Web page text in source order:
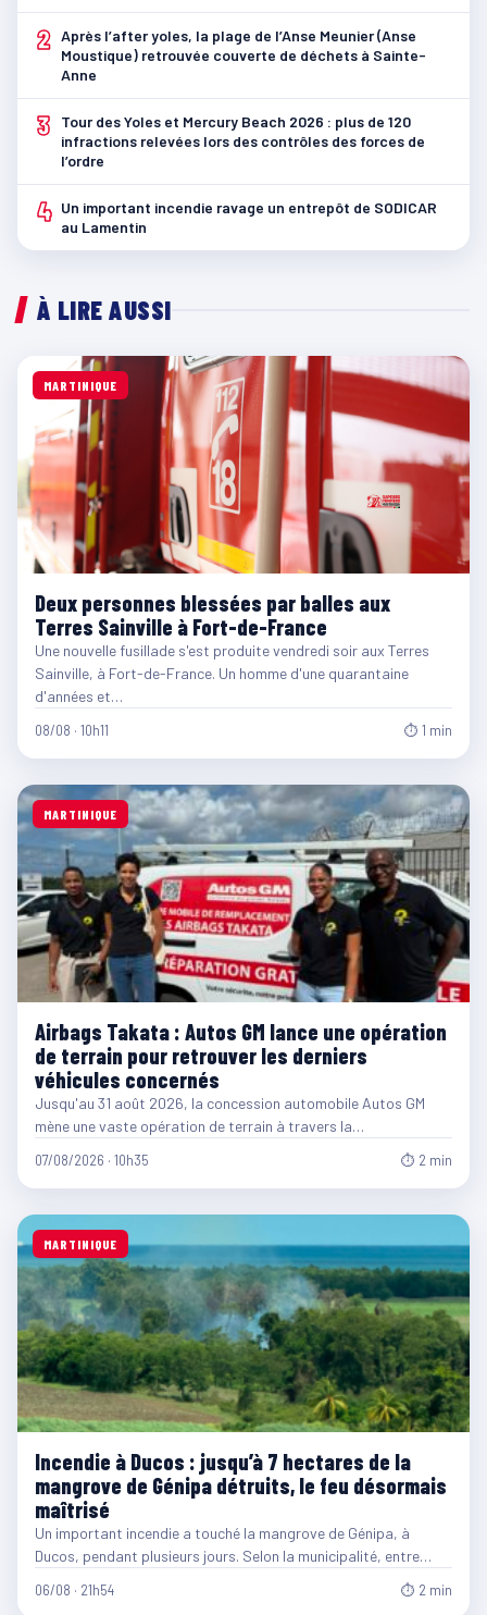
2 Après l’after yoles, la plage de l’Anse Meunier (Anse
Moustique) retrouvée couverte de déchets à Sainte-
Anne
3
Tour des Yoles et Mercury Beach 2026 : plus de 120
infractions relevées lors des contrôles des forces de
l’ordre
4 Un important incendie ravage un entrepôt de SODICAR
au Lamentin
À LIRE AUSSI
MARTINIQUE
Deux personnes blessées par balles aux
Terres Sainville à Fort-de-France
Une nouvelle fusillade s'est produite vendredi soir aux Terres
Sainville, à Fort-de-France. Un homme d'une quarantaine
d'années et…
08/08 · 10h11 ⏱ 1 min
MARTINIQUE
Airbags Takata : Autos GM lance une opération
de terrain pour retrouver les derniers
véhicules concernés
Jusqu'au 31 août 2026, la concession automobile Autos GM
mène une vaste opération de terrain à travers la…
07/08/2026 · 10h35 ⏱ 2 min
MARTINIQUE
Incendie à Ducos : jusqu’à 7 hectares de la
mangrove de Génipa détruits, le feu désormais
maîtrisé
Un important incendie a touché la mangrove de Génipa, à
Ducos, pendant plusieurs jours. Selon la municipalité, entre…
06/08 · 21h54 ⏱ 2 min